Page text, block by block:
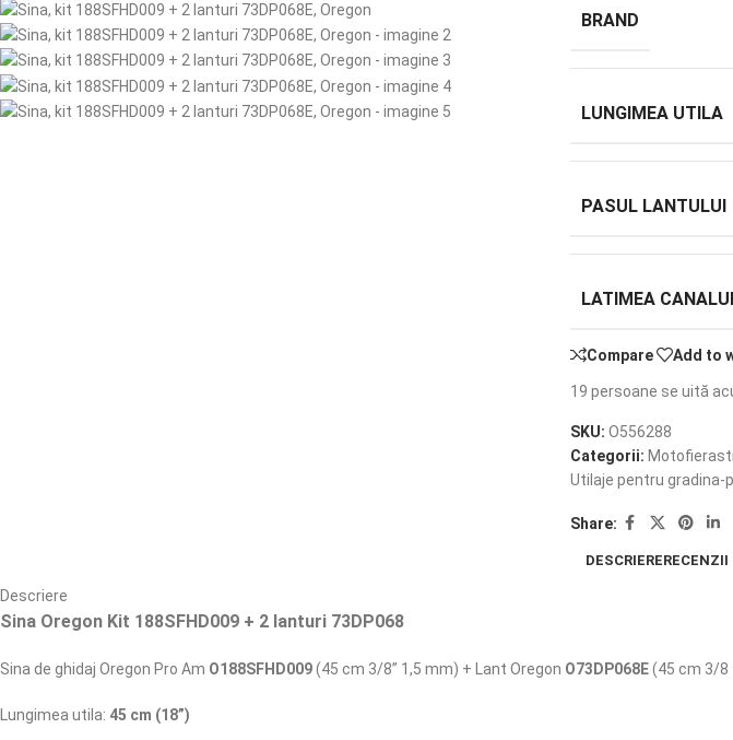
BRAND
LUNGIMEA UTILA
PASUL LANTULUI
LATIMEA
Compare Add to
19 persoane se uită
SKU: O556288
Categorii:
Utilaje pentru gradina-
Share:
DESCRIERERECENZII
Descriere
Sina Oregon Kit 188SFHD009 + 2 lanturi 73DP068
Sina de ghidaj Oregon Pro Am O188SFHD009(45 cm 3/8” 1,5 mm) + Lant Oregon O73DP068E(45 cm 3/8
Lungimea utila: 45 cm (18”)